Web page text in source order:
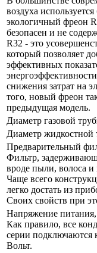
воздуха
экологичный фреон
безопасен и не
R32 - это
который позволяет
эффективных
снижения затрат на
того, новый фреон
предыдущая модель.
Диаметр газовой
Диаметр
Предварительный
Фильтр,
вроде пыли, волоса
Чаще всего
легко достать из
Своих свойств при
Напряжение
Как правило, все
серии подключаются
Вольт.